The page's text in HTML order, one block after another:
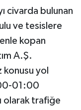
civarda bulunan
ve tesislere
kopan
A.Ş.
konusu yol
01:00
olarak trafiğe